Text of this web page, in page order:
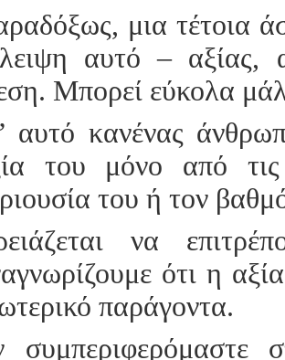
μια τέτοια
αυτό – αξίας,
Μπορεί εύκολα
αυτό κανένας
του μόνο από τις
του ή τον
να
ότι η
παράγοντα.
συμπεριφερόμαστε